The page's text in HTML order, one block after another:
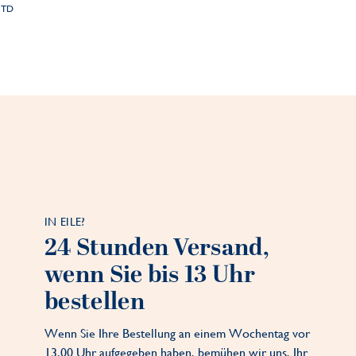
IN EILE?
24 Stunden Versand,
wenn Sie bis 13 Uhr
bestellen
Wenn Sie Ihre Bestellung an einem Wochentag vor
13.00 Uhr aufgegeben haben, bemühen wir uns, Ihr